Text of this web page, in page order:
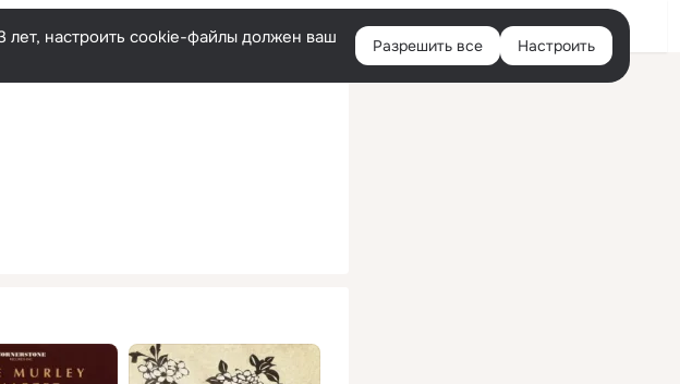
Русский Войти
лет, настроить cookie-файлы должен ваш
Разрешить все Настроить